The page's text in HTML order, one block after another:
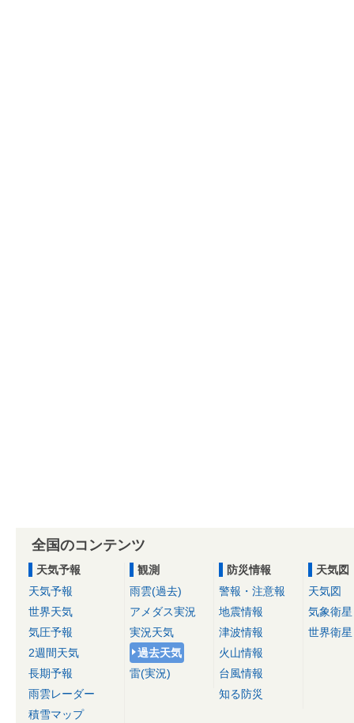
全国のコンテンツ
天気予報
天気予報
世界天気
気圧予報
2週間天気
長期予報
雨雲レーダー
積雪マップ
観測
雨雲(過去)
アメダス実況
実況天気
過去天気
雷(実況)
防災情報
警報・注意報
地震情報
津波情報
火山情報
台風情報
知る防災
天気図
天気図
気象衛星
世界衛星